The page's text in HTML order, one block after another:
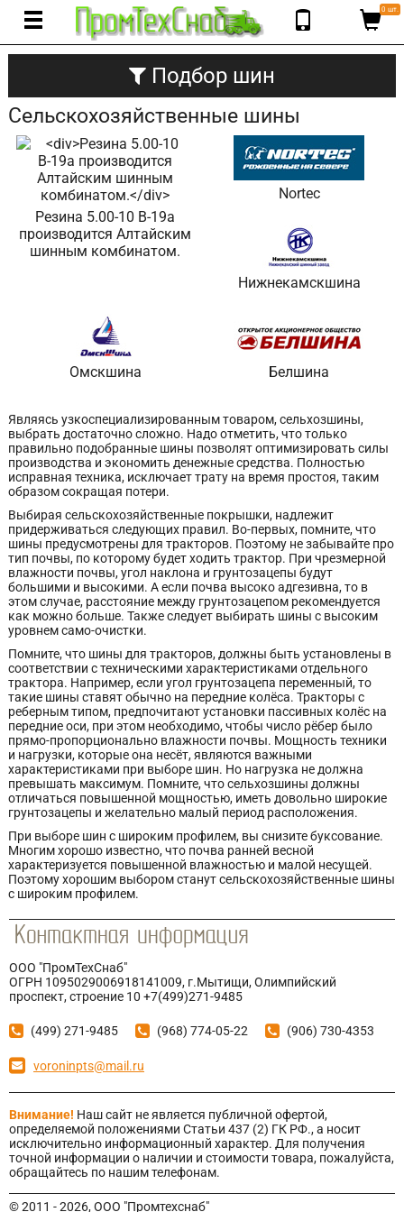
0 шт.
Подбор шин
Сельскохозяйственные шины
Резина 5.00-10 В-19а
производится Алтайским
шинным комбинатом.
Nortec
Нижнекамскшина
Омскшина Белшина
Являясь узкоспециализированным товаром, сельхозшины,
выбрать достаточно сложно. Надо отметить, что только
правильно подобранные шины позволят оптимизировать силы
производства и экономить денежные средства. Полностью
исправная техника, исключает трату на время простоя, таким
образом сокращая потери.
Выбирая сельскохозяйственные покрышки, надлежит
придерживаться следующих правил. Во-первых, помните, что
шины предусмотрены для тракторов. Поэтому не забывайте про
тип почвы, по которому будет ходить трактор. При чрезмерной
влажности почвы, угол наклона и грунтозацепы будут
большими и высокими. А если почва высоко адгезивна, то в
этом случае, расстояние между грунтозацепом рекомендуется
как можно больше. Также следует выбирать шины с высоким
уровнем само-очистки.
Помните, что шины для тракторов, должны быть установлены в
соответствии с техническими характеристиками отдельного
трактора. Например, если угол грунтозацепа переменный, то
такие шины ставят обычно на передние колёса. Тракторы с
реберным типом, предпочитают установки пассивных колёс на
передние оси, при этом необходимо, чтобы число рёбер было
прямо-пропорционально влажности почвы. Мощность техники
и нагрузки, которые она несёт, являются важными
характеристиками при выборе шин. Но нагрузка не должна
превышать максимум. Помните, что сельхозшины должны
отличаться повышенной мощностью, иметь довольно широкие
грунтозацепы и желательно малый период расположения.
При выборе шин с широким профилем, вы снизите буксование.
Многим хорошо известно, что почва ранней весной
характеризуется повышенной влажностью и малой несущей.
Поэтому хорошим выбором станут сельскохозяйственные шины
с широким профилем.
ООО "ПромТехСнаб"
ОГРН 1095029006918141009, г.Мытищи, Олимпийский
проспект, строение 10 +7(499)271-9485
(499) 271-9485 (968) 774-05-22 (906) 730-4353
voroninpts@mail.ru
Внимание! Наш сайт не является публичной офертой,
определяемой положениями Статьи 437 (2) ГК РФ., а носит
исключительно информационный характер. Для получения
точной информации о наличии и стоимости товара, пожалуйста,
обращайтесь по нашим телефонам.
© 2011 - 2026, ООО "Промтехснаб"